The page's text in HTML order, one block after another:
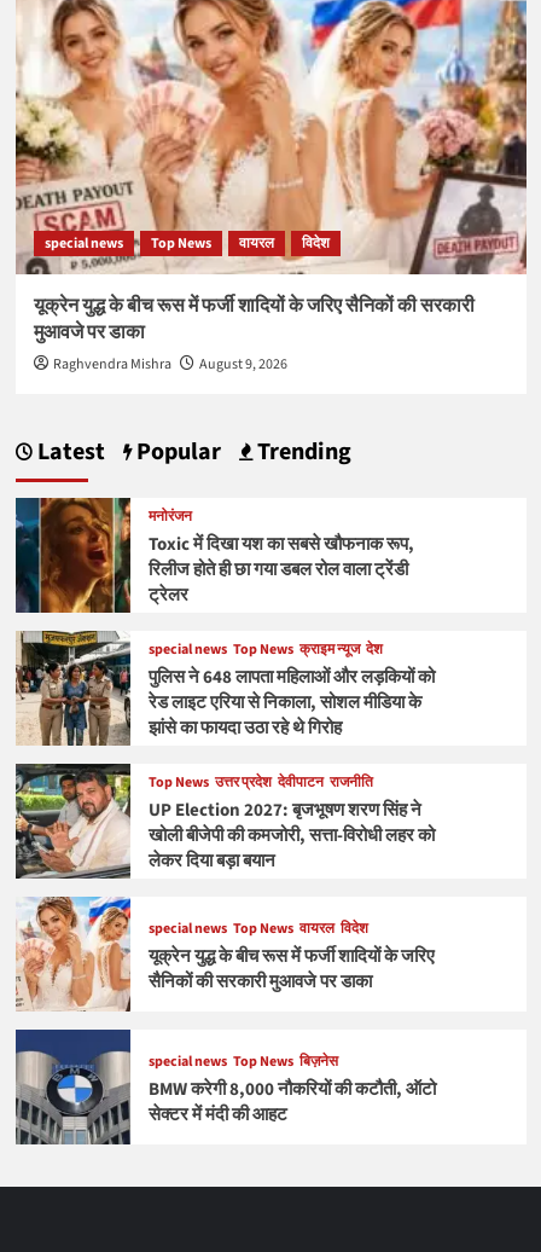
special news Top News वायरल विदेश
यूक्रेन युद्ध के बीच रूस में फर्जी शादियों के जरिए सैनिकों की सरकारी
मुआवजे पर डाका
Raghvendra Mishra August 9, 2026
Latest Popular Trending
मनोरंजन
Toxic में दिखा यश का सबसे खौफनाक रूप,
रिलीज होते ही छा गया डबल रोल वाला ट्रेंडी
ट्रेलर
special news Top News क्राइम न्यूज देश
पुलिस ने 648 लापता महिलाओं और लड़कियों को
रेड लाइट एरिया से निकाला, सोशल मीडिया के
झांसे का फायदा उठा रहे थे गिरोह
Top News उत्तर प्रदेश देवीपाटन राजनीति
UP Election 2027: बृजभूषण शरण सिंह ने
खोली बीजेपी की कमजोरी, सत्ता-विरोधी लहर को
लेकर दिया बड़ा बयान
special news Top News वायरल विदेश
यूक्रेन युद्ध के बीच रूस में फर्जी शादियों के जरिए
सैनिकों की सरकारी मुआवजे पर डाका
special news Top News बिज़नेस
BMW करेगी 8,000 नौकरियों की कटौती, ऑटो
सेक्टर में मंदी की आहट